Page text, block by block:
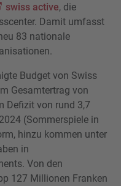
swiss active, die
Damit umfasst
83 nationale
Budget von Swiss
Gesamtertrag von
Defizit von rund 3,7
(Sommerspiele in
hinzu kommen unter
in
Von den
127 Millionen Franken